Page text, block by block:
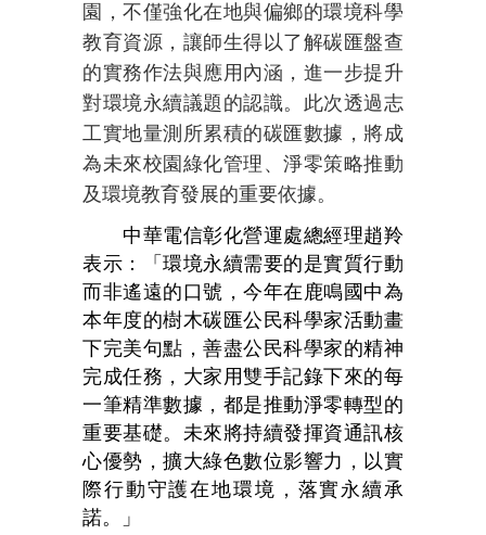
園，不僅強化在地與偏鄉的環境科學
教育資源，讓師生得以了解碳匯盤查
的實務作法與應用內涵，進一步提升
對環境永續議題的認識。此次透過志
工實地量測所累積的碳匯數據，將成
為未來校園綠化管理、淨零策略推動
及環境教育發展的重要依據。
中華電信彰化營運處總經理趙羚
表示：「環境永續需要的是實質行動
而非遙遠的口號，今年在鹿鳴國中為
本年度的樹木碳匯公民科學家活動畫
下完美句點，善盡公民科學家的精神
完成任務，大家用雙手記錄下來的每
一筆精準數據，都是推動淨零轉型的
重要基礎。未來將持續發揮資通訊核
心優勢，擴大綠色數位影響力，以實
際行動守護在地環境，落實永續承
諾。」